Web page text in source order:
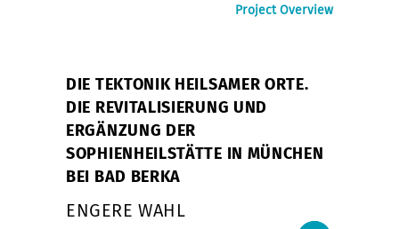
Project Overview
DIE TEKTONIK HEILSAMER ORTE.
DIE REVITALISIERUNG UND
ERGÄNZUNG DER
SOPHIENHEILSTÄTTE IN MÜNCHEN
BEI BAD BERKA
ENGERE WAHL